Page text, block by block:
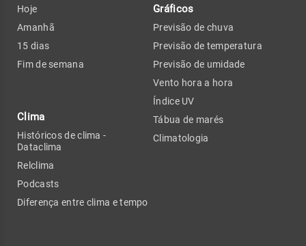
Hoje
Amanhã
15 dias
Fim de semana
Clima
Históricos de clima -
Dataclima
Relclima
Podcasts
Diferença entre clima e tempo
Gráficos
Previsão de chuva
Previsão de temperatura
Previsão de umidade
Vento hora a hora
Índice UV
Tábua de marés
Climatologia